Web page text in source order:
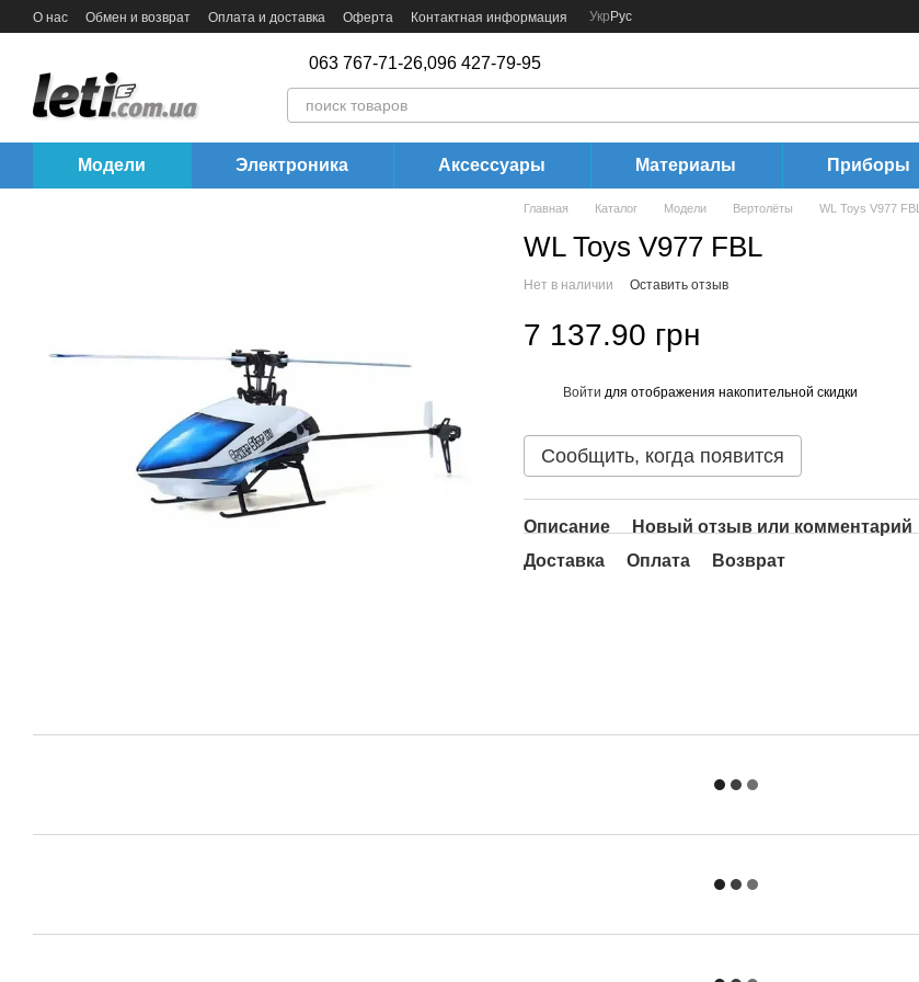
Перейти к основному контенту
О нас Обмен и возврат Оплата и доставка Оферта Контактная информация Укр Рус
063 767-71-26,096 427-79-95
Модели Электроника Аксессуары Материалы Приборы
Главная Каталог Модели Вертолёты WL Toys V977 FBL
WL Toys V977 FBL
Нет в наличии Оставить отзыв
7 137.90 грн
Войти для отображения накопительной скидки
Сообщить, когда появится
Описание
Новый отзыв или комментарий
Доставка
Оплата Возврат